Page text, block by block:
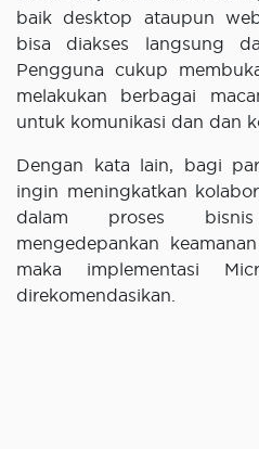
baik desktop ataupun
bisa diakses langsung
Pengguna cukup
melakukan berbagai
untuk komunikasi dan dan
Dengan kata lain, bagi
ingin meningkatkan
dalam proses
mengedepankan
maka implementasi
direkomendasikan.